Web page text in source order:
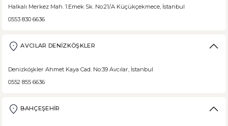
Halkalı Merkez Mah. 1.Emek Sk. No:21/A Küçükçekmece, İstanbul
0553 830 6636
AVCILAR DENİZKÖŞKLER
Denizköşkler Ahmet Kaya Cad. No:39 Avcılar, İstanbul
0552 855 6636
BAHÇEŞEHİR